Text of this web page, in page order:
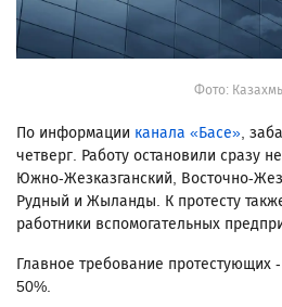
Фото:
По информации канала «Басе»,
четверг. Работу остановили сразу
Южно-Жезказганский, Восточно-
Рудный и Жыланды. К протесту
работники вспомогательных
Главное требование протестующих
50%.